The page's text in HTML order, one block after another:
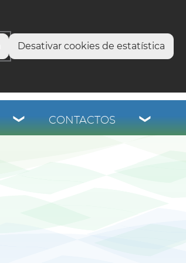
Desativar cookies de estatística
CONTACTOS